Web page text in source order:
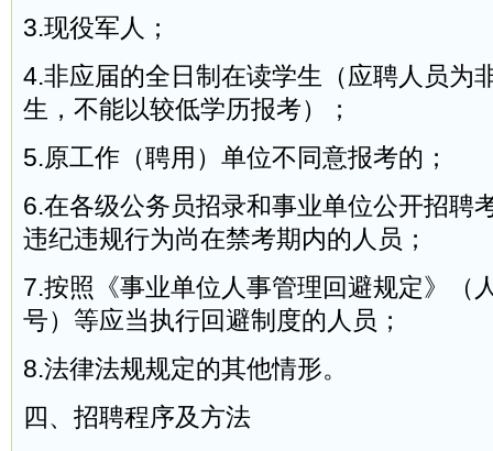
3.现役军人；
4.非应届的全日制在读学生（应聘人员为
生，不能以较低学历报考）；
5.原工作（聘用）单位不同意报考的；
6.在各级公务员招录和事业单位公开招聘
违纪违规行为尚在禁考期内的人员；
7.按照《事业单位人事管理回避规定》（
号）等应当执行回避制度的人员；
8.法律法规规定的其他情形。
四、招聘程序及方法